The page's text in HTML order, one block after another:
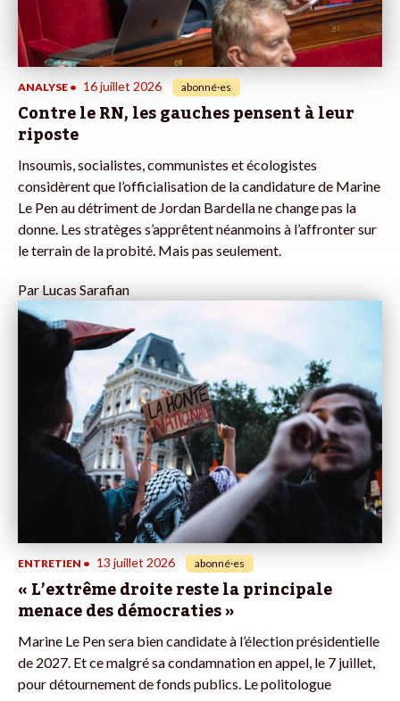
ANALYSE • 16 juillet 2026 abonné·es
Contre le RN, les gauches pensent à leur
riposte
Insoumis, socialistes, communistes et écologistes
considèrent que l’officialisation de la candidature de Marine
Le Pen au détriment de Jordan Bardella ne change pas la
donne. Les stratèges s’apprêtent néanmoins à l’affronter sur
le terrain de la probité. Mais pas seulement.
Par Lucas Sarafian
ENTRETIEN • 13 juillet 2026 abonné·es
« L’extrême droite reste la principale
menace des démocraties »
Marine Le Pen sera bien candidate à l’élection présidentielle
de 2027. Et ce malgré sa condamnation en appel, le 7 juillet,
pour détournement de fonds publics. Le politologue